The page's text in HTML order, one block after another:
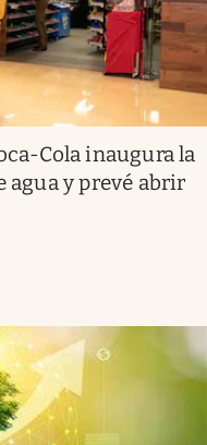
Cola inaugura la
agua y prevé abrir